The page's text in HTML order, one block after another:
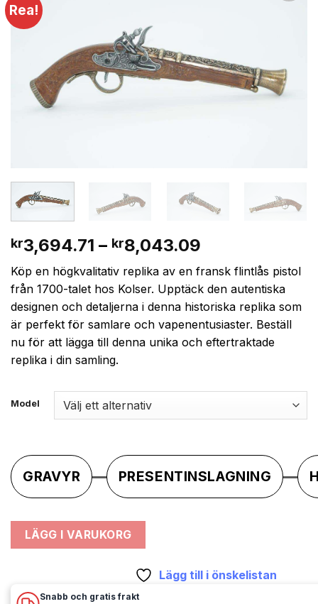
Rea!
kr3,694.71 – kr8,043.09
kr3,694.71
till
kr8,043.09
Köp en högkvalitativ replika av en fransk flintlås pistol
från 1700-talet hos Kolser. Upptäck den autentiska
designen och detaljerna i denna historiska replika som
är perfekt för samlare och vapenentusiaster. Beställ
nu för att lägga till denna unika och eftertraktade
replika i din samling.
Model
GRAVYR PRESENTINSLAGNING
LÄGG I VARUKORG
Lägg till i önskelistan
Snabb och gratis frakt